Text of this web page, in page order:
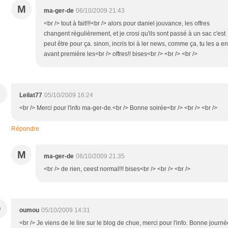
M ma-ger-de 06/10/2009 21:43
<br /> tout à fait!!!<br /> alors pour daniel jouvance, les offres
changent régulièrement, et je crosi qu'ils sont passé à un sac c'est
peut être pour ça. sinon, incris toi à ler news, comme ça, tu les a en
avant première les<br /> offres!! bises<br /> <br /> <br />
Leilat77 05/10/2009 16:24
<br /> Merci pour l'info ma-ger-de.<br /> Bonne soirée<br /> <br /> <br />
Répondre
M ma-ger-de 06/10/2009 21:35
<br /> de rien, ceest normal!!! bises<br /> <br /> <br />
oumou 05/10/2009 14:31
<br /> Je viens de le lire sur le blog de chue, merci pour l'info. Bonne